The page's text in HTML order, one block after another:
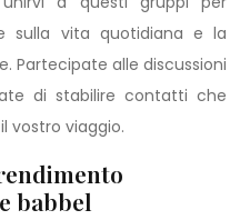
sulla vita quotidiana e la
Partecipate alle discussioni
di stabilire contatti che
vostro viaggio.
babbel